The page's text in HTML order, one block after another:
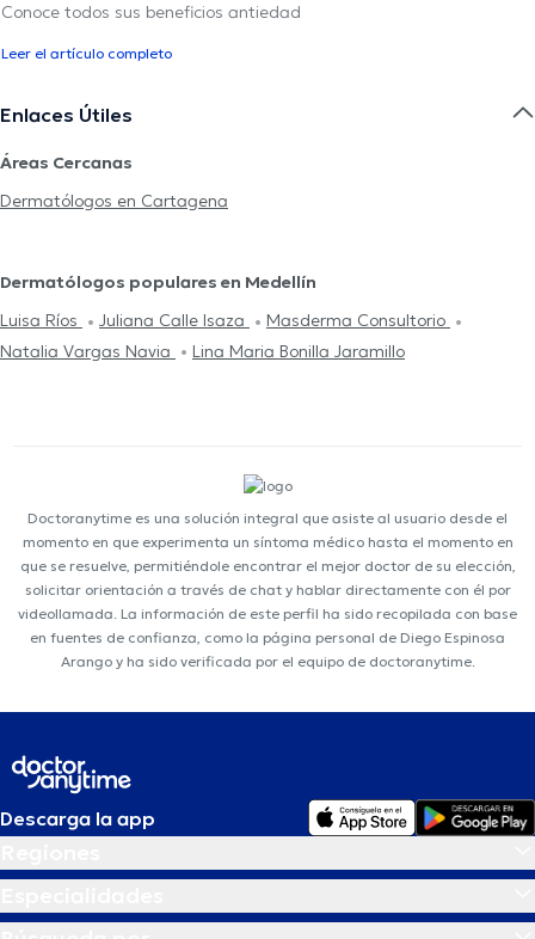
Conoce todos sus beneficios antiedad
Leer el artículo completo
Enlaces Útiles
Áreas Cercanas
Dermatólogos en Cartagena
Dermatólogos populares en Medellín
Luisa Ríos
Juliana Calle Isaza
Masderma Consultorio
Natalia Vargas Navia
Lina Maria Bonilla Jaramillo
Doctoranytime es una solución integral que asiste al usuario desde el
momento en que experimenta un síntoma médico hasta el momento en
que se resuelve, permitiéndole encontrar el mejor doctor de su elección,
solicitar orientación a través de chat y hablar directamente con él por
videollamada. La información de este perfil ha sido recopilada con base
en fuentes de confianza, como la página personal de Diego Espinosa
Arango y ha sido verificada por el equipo de doctoranytime.
Descarga la app